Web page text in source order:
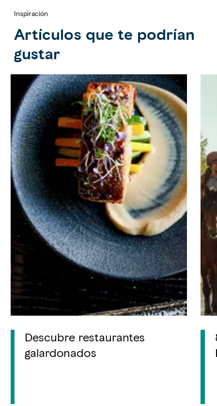
Inspiración
Artículos que te podrían
gustar
Descubre restaurantes
galardonados